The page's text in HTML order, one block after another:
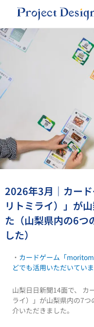
を
ス
プ
2026年3月｜カー
リトミライ）」が
た（山梨県内の6つ
した）
・ カードゲーム「
どでも活用いただいてい
山梨日日新聞14面で、
ライ）」が山梨県内の7
介いただきました。